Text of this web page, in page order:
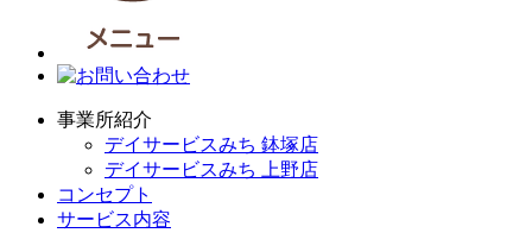
事業所紹介
デイサービスみち 鉢塚店
デイサービスみち 上野店
コンセプト
サービス内容